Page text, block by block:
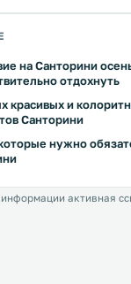
на Санторини
отдохнуть
красивых и
Санторини
нужно
активная